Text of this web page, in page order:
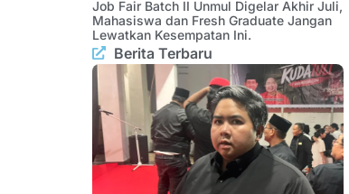
Job Fair Batch II Unmul Digelar Akhir Juli,
Mahasiswa dan Fresh Graduate Jangan
Lewatkan Kesempatan Ini.
Berita Terbaru